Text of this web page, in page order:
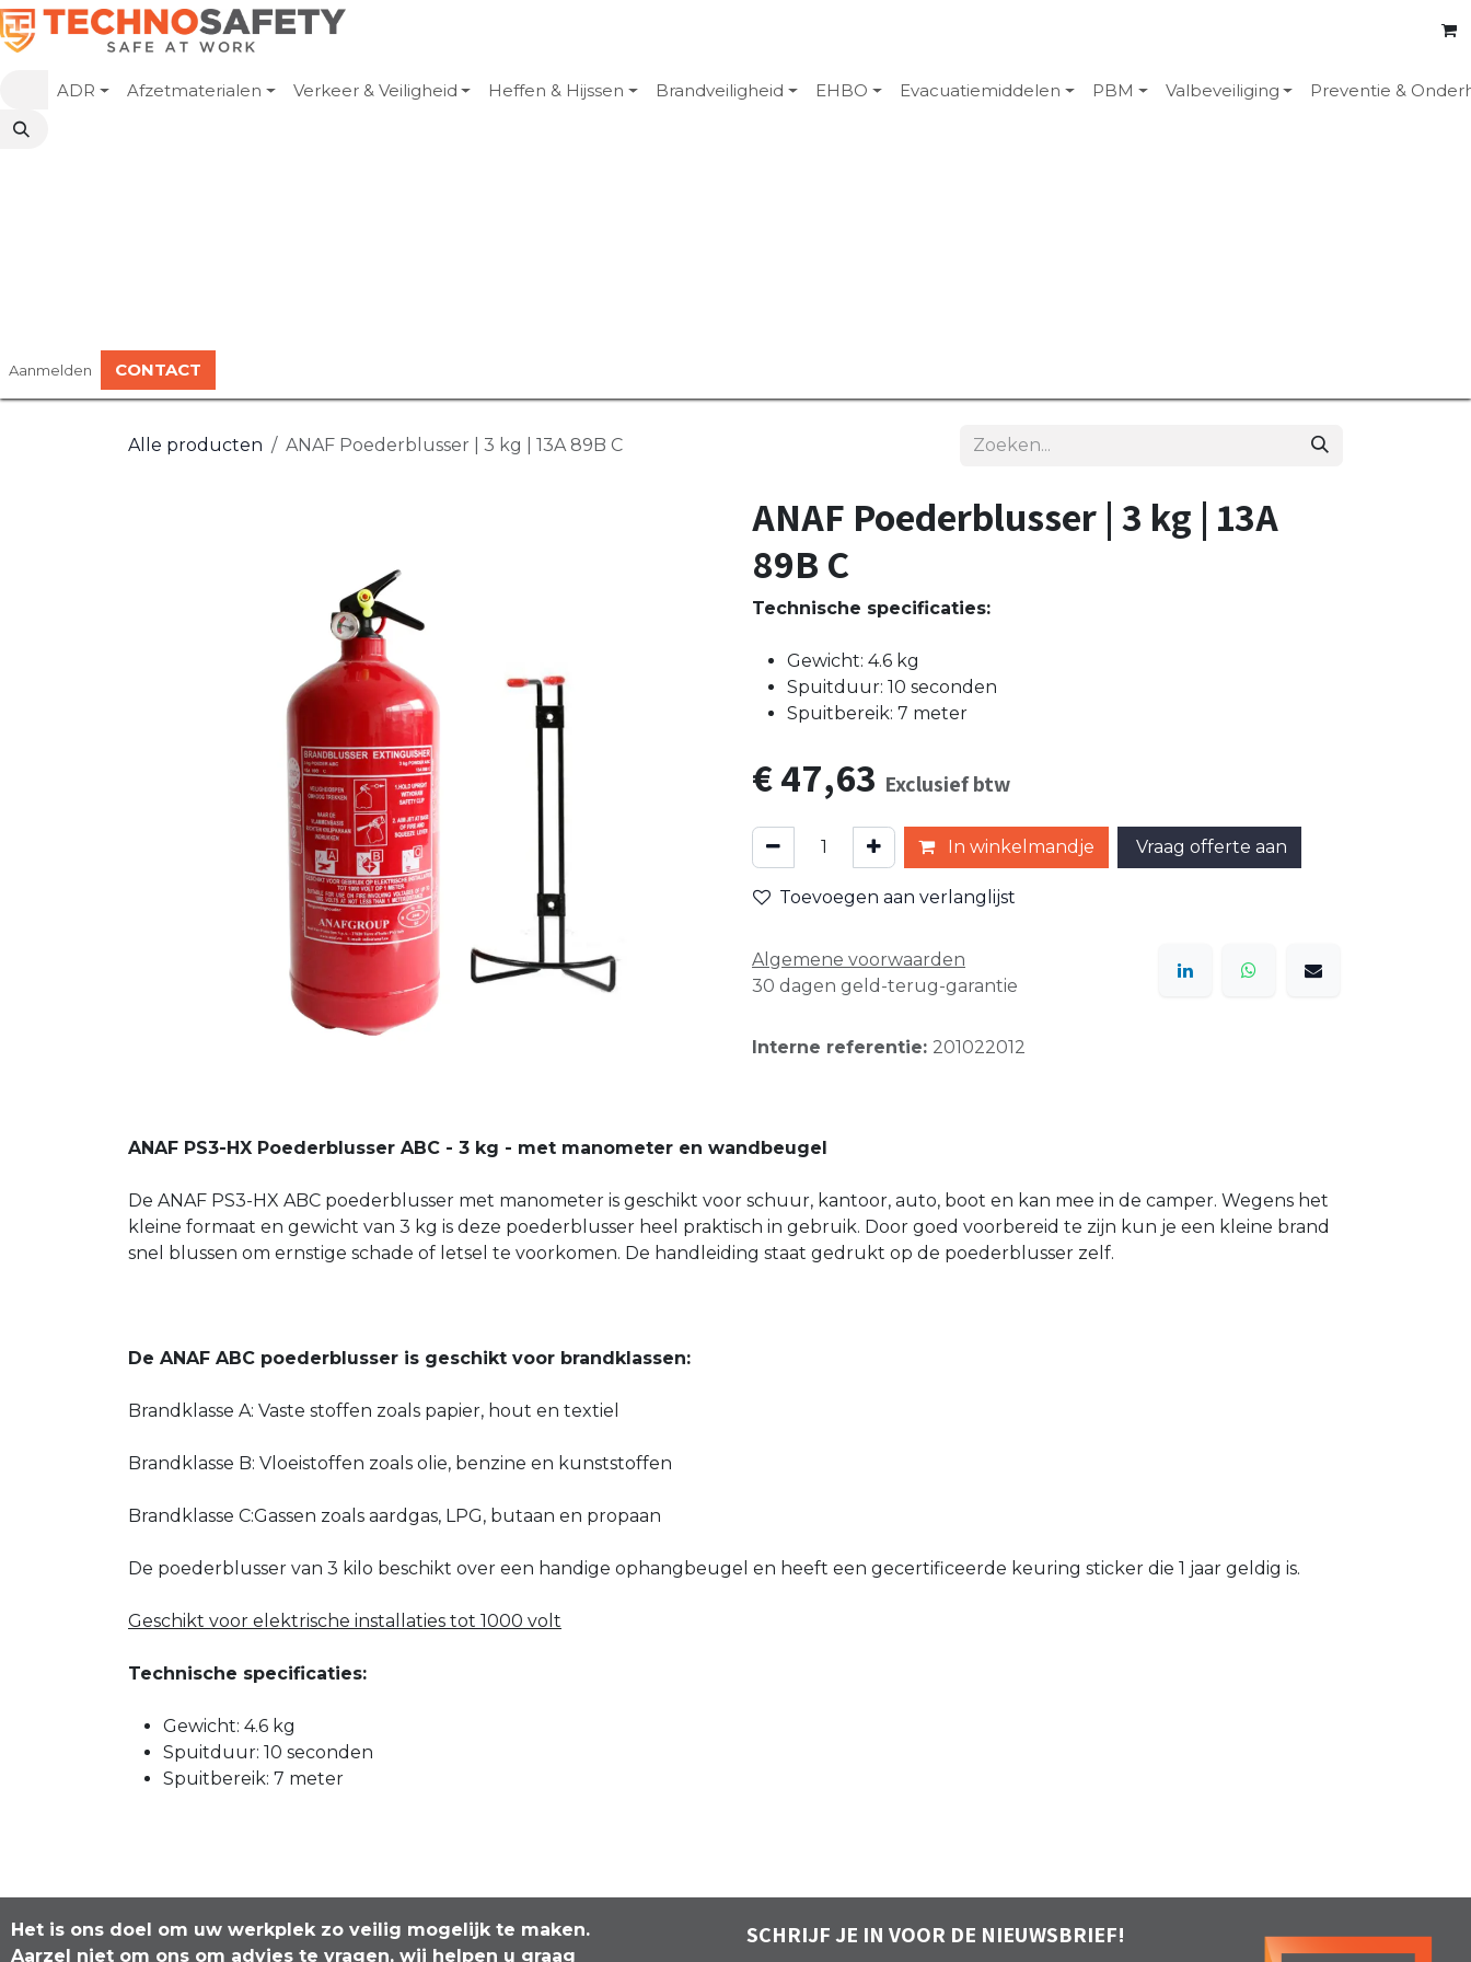
Overslaan naar inhoud
ADR Afzetmaterialen Verkeer & Veiligheid Heffen & Hijssen Brandveiligheid EHBO Evacuatiemiddelen PBM Valbeveiliging Preventie &
Aanmelden CONTACT
Alle producten ANAF Poederblusser | 3 kg | 13A 89B C
ANAF Poederblusser | 3 kg | 13A
89B C
Technische specificaties:
Gewicht: 4.6 kg
Spuitduur: 10 seconden
Spuitbereik: 7 meter
€47,63 Exclusief btw
In winkelmandje Vraag offerte aan
Toevoegen aan verlanglijst
Algemene voorwaarden
30 dagen geld-terug-garantie
Interne referentie: 201022012
ANAF PS3-HX Poederblusser ABC - 3 kg - met manometer en wandbeugel
De ANAF PS3-HX ABC poederblusser met manometer is geschikt voor schuur, kantoor, auto, boot en kan mee in de camper. Wegens het
kleine formaat en gewicht van 3 kg is deze poederblusser heel praktisch in gebruik. Door goed voorbereid te zijn kun je een kleine brand
snel blussen om ernstige schade of letsel te voorkomen. De handleiding staat gedrukt op de poederblusser zelf.
De ANAF ABC poederblusser is geschikt voor brandklassen:
Brandklasse A: Vaste stoffen zoals papier, hout en textiel
Brandklasse B: Vloeistoffen zoals olie, benzine en kunststoffen
Brandklasse C:Gassen zoals aardgas, LPG, butaan en propaan
De poederblusser van 3 kilo beschikt over een handige ophangbeugel en heeft een gecertificeerde keuring sticker die 1 jaar geldig is.
Geschikt voor elektrische installaties tot 1000 volt
Technische specificaties:
Gewicht: 4.6 kg
Spuitduur: 10 seconden
Spuitbereik: 7 meter
Het is ons doel om uw werkplek zo veilig mogelijk te maken.
Aarzel niet om ons om advies te vragen, wij helpen u graag
SCHRIJF JE IN VOOR DE NIEUWSBRIEF!